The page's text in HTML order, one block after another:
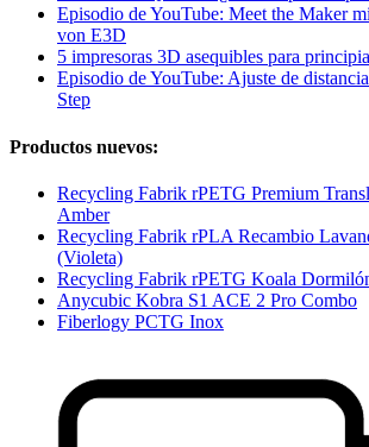
Episodio de YouTube: Meet the Maker
von E3D
5 impresoras 3D asequibles para
Episodio de YouTube: Ajuste de
Step
Productos nuevos:
Recycling Fabrik rPETG Premium
Amber
Recycling Fabrik rPLA Recambio
(Violeta)
Recycling Fabrik rPETG Koala
Anycubic Kobra S1 ACE 2 Pro Combo
Fiberlogy PCTG Inox